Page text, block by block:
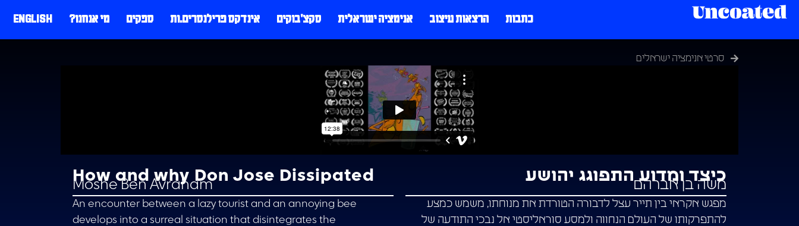
כתבות הרצאות עיצוב אנימציה ישראלית סקצ׳בוקים אינדקס פרילנסרים.ות ספקים מי אנחנו? ENGLISH
סרטי אנימציה ישראלים
כיצד ומדוע התפוגג יהושע
משה בן אברהם
מפגש אקראי בין תייר עצל לדבורה הטורדת את מנוחתו, משמש כמצע
להתפרקותו של העולם הנחווה ולמסע סוראליסטי אל נבכי התודעה של
How and why Don Jose Dissipated
Moshe Ben Avraham
An encounter between a lazy tourist and an annoying bee
develops into a surreal situation that disintegrates the